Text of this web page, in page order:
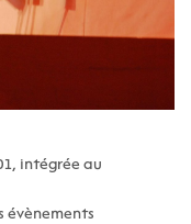
intégrée au
évènements